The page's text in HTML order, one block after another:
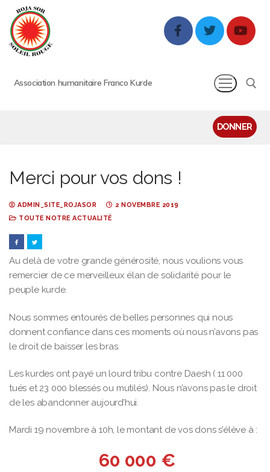
Association humanitaire Franco Kurde
DONNER
Merci pour vos dons !
ADMIN_SITE_ROJASOR
2 NOVEMBRE 2019
TOUTE NOTRE ACTUALITÉ
Au delà de votre grande générosité, nous voulions vous
remercier de ce merveilleux élan de solidarité pour le
peuple kurde.
Nous sommes entourés de belles personnes qui nous
donnent confiance dans ces moments où nous n’avons pas
le droit de baisser les bras.
Les kurdes ont payé un lourd tribu contre Daesh ( 11 000
tués et 23 000 blessés ou mutilés). Nous n’avons pas le droit
de les abandonner aujourd’hui.
Mardi 19 novembre à 10h, le montant de vos dons s’élève à :
60 000 €